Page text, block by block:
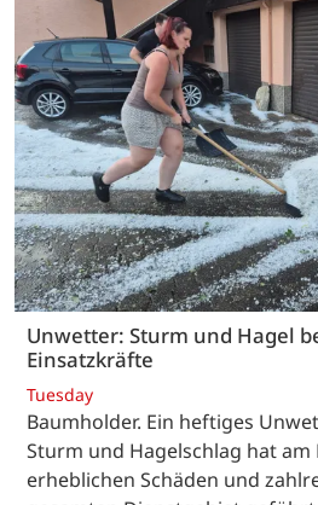
Unwetter: Sturm und Hagel
Einsatzkräfte
Tuesday
Baumholder. Ein heftiges
Sturm und Hagelschlag hat
erheblichen Schäden und